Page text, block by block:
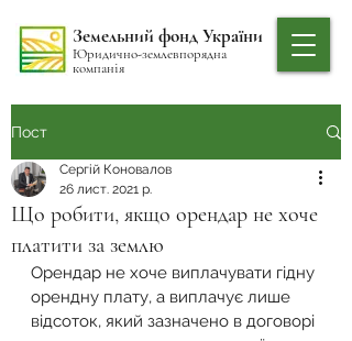
Земельний фонд України
Юридично-землевпорядна
компанія
Пост
Що робити, якщо орендар не хоче
платити за землю
Сергій Коновалов
26 лист. 2021 р.
Орендар не хоче виплачувати гідну
орендну плату, а виплачує лише
відсоток, який зазначено в договорі